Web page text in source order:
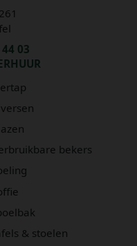
03
bekers
& stoelen